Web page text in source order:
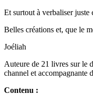
Et surtout à verbaliser juste
Belles créations et, que le
Joéliah
Auteure de 21 livres sur le
channel et accompagnante
Contenu :